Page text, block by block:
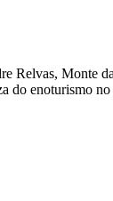
Relvas, Monte
do enoturismo